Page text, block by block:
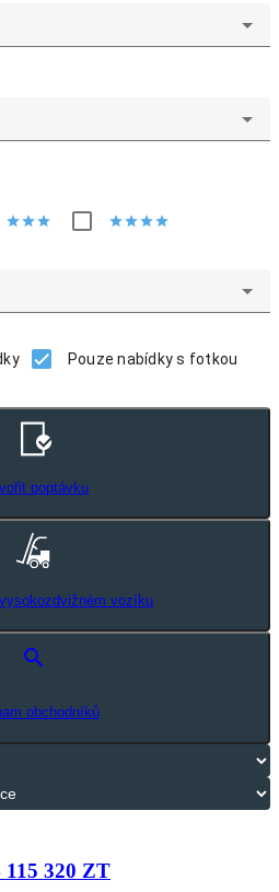
starstarstar starstarstarstar
Pouze nabídky s fotkou
poptávku
vozíku
search
obchodníků
320 ZT